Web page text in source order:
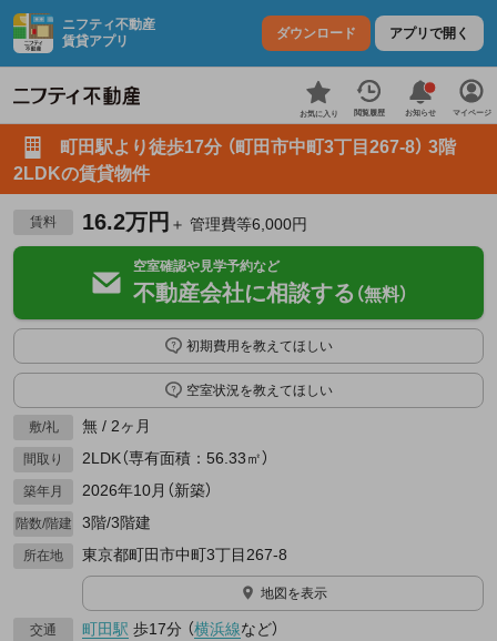
ニフティ不動産
賃貸アプリ
ダウンロード アプリで開く
お気に入り 閲覧履歴 お知らせ マイページ
町田駅より徒歩17分 （町田市中町3丁目267-8） 3階
2LDKの賃貸物件
賃料 16.2万円 ＋ 管理費等6,000円
空室確認や見学予約など
不動産会社に相談する （無料）
初期費用を教えてほしい
空室状況を教えてほしい
敷/礼 無 / 2ヶ月
間取り 2LDK（専有面積：56.33㎡）
築年月 2026年10月（新築）
階数/階建 3階/3階建
所在地 東京都町田市中町3丁目267-8
地図を表示
交通 町田駅 歩17分 （横浜線など）